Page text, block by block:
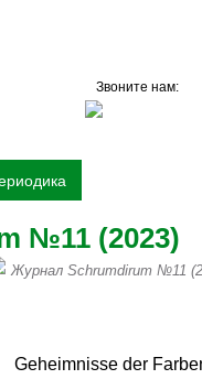
Звоните нам:
№11 (2023)
Журнал Schrumdirum №11
Geheimnisse der